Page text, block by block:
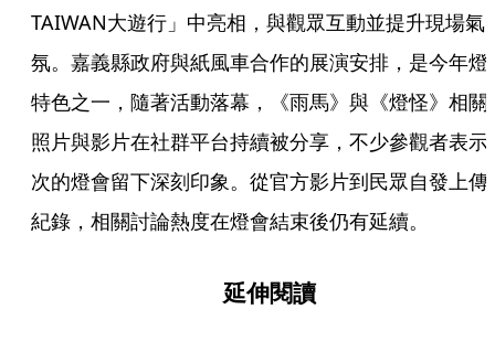
TAIWAN大遊行」中亮相，與觀眾互動並提升現場氣
氛。嘉義縣政府與紙風車合作的展演安排，是今年燈
特色之一，隨著活動落幕，《雨馬》與《燈怪》相關
照片與影片在社群平台持續被分享，不少參觀者表示
次的燈會留下深刻印象。從官方影片到民眾自發上傳
紀錄，相關討論熱度在燈會結束後仍有延續。
延伸閱讀